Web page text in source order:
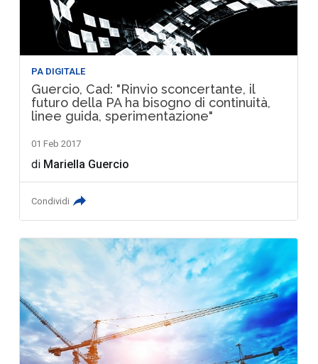
PA DIGITALE
Guercio, Cad: "Rinvio sconcertante, il
futuro della PA ha bisogno di continuità,
linee guida, sperimentazione"
01 Feb 2017
di Mariella Guercio
Condividi